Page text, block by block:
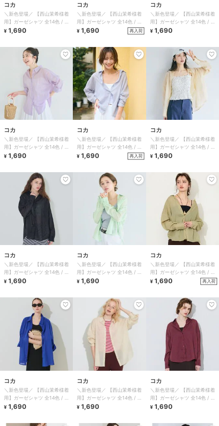
コカ
＼新色登場／ 【西山茉希様着
用】ガーゼシャツ 全14色 / 冷
房対策
¥ 1,690
コカ
＼新色登場／ 【西山茉希様着
用】ガーゼシャツ 全14色 / 冷
房対策
¥ 1,690 再入荷
コカ
＼新色登場／ 【西山茉希様着
用】ガーゼシャツ 全14色 / 冷
房対策
¥ 1,690
コカ
＼新色登場／ 【西山茉希様着
用】ガーゼシャツ 全14色 / 冷
房対策
¥ 1,690
コカ
＼新色登場／ 【西山茉希様着
用】ガーゼシャツ 全14色 / 冷
房対策
¥ 1,690 再入荷
コカ
＼新色登場／ 【西山茉希様着
用】ガーゼシャツ 全14色 / 冷
房対策
¥ 1,690
コカ
＼新色登場／ 【西山茉希様着
用】ガーゼシャツ 全14色 / 冷
房対策
¥ 1,690
コカ
＼新色登場／ 【西山茉希様着
用】ガーゼシャツ 全14色 / 冷
房対策
¥ 1,690
コカ
＼新色登場／ 【西山茉希様着
用】ガーゼシャツ 全14色 / 冷
房対策
¥ 1,690 再入荷
コカ
＼新色登場／ 【西山茉希様着
用】ガーゼシャツ 全14色 / 冷
房対策
¥ 1,690
コカ
＼新色登場／ 【西山茉希様着
用】ガーゼシャツ 全14色 / 冷
房対策
¥ 1,690
コカ
＼新色登場／ 【西山茉希様着
用】ガーゼシャツ 全14色 / 冷
房対策
¥ 1,690